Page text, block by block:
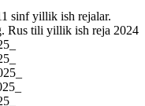
sinf yillik ish rejalar.
Rus tili yillik ish reja 2024